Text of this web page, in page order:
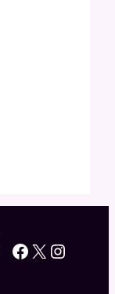
Facebook
X